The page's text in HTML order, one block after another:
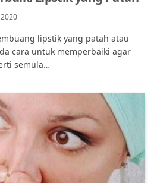
lipstik yang patah atau
cara untuk memperbaiki agar
semula…